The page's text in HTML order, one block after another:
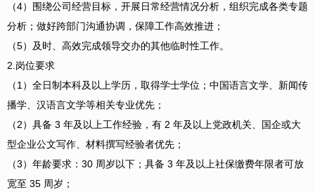
（4）围绕公司经营目标，开展日常经营情况分析，组织完成各类专题
分析；做好跨部门沟通协调，保障工作高效推进；
（5）及时、高效完成领导交办的其他临时性工作。
2.岗位要求
（1）全日制本科及以上学历，取得学士学位；中国语言文学、新闻传
播学、汉语言文学等相关专业优先；
（2）具备 3 年及以上工作经验，有 2 年及以上党政机关、国企或大
型企业公文写作、材料撰写经验者优先；
（3）年龄要求：30 周岁以下；具备 3 年及以上社保缴费年限者可放
宽至 35 周岁；